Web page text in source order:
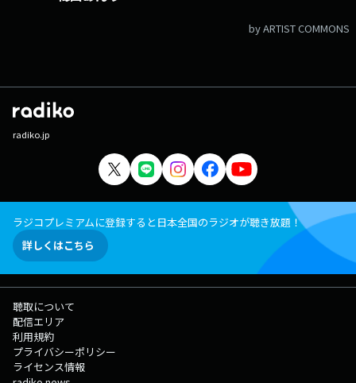
by ARTIST COMMONS
radiko.jp
ラジコプレミアムに登録すると日本全国のラジオが聴き放題！
詳しくはこちら
聴取について
配信エリア
利用規約
プライバシーポリシー
ライセンス情報